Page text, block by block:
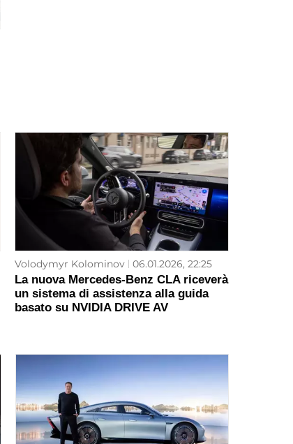
Volodymyr Kolominov 06.01.2026, 22:25
La nuova Mercedes-Benz CLA riceverà
un sistema di assistenza alla guida
basato su NVIDIA DRIVE AV